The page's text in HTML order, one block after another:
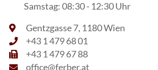
Samstag: 08:30 - 12:30 Uhr
Gentzgasse 7, 1180 Wien
+43 1 479 68 01
+43 1 479 67 88
office@ferber.at